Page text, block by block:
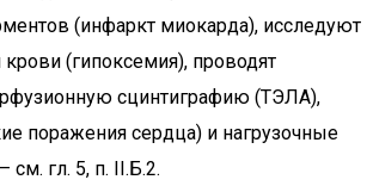
(инфаркт миокарда), исследуют
крови (гипоксемия), проводят
сцинтиграфию (ТЭЛА),
поражения сердца) и нагрузочные
гл. 5, п. II.Б.2.